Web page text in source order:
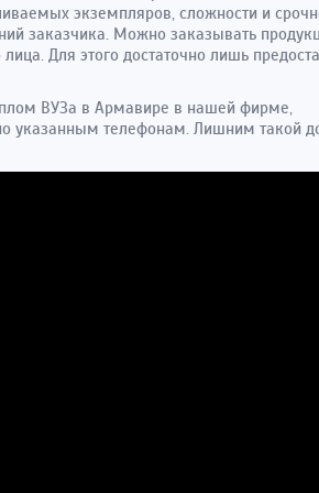
экземпляров, сложности и
заказчика. Можно заказывать
Для этого достаточно лишь
ВУЗа в Армавире в нашей фирме,
указанным телефонам. Лишним такой